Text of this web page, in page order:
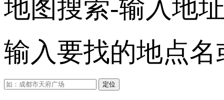
地图搜索-输入地
输入要找的地点
定位